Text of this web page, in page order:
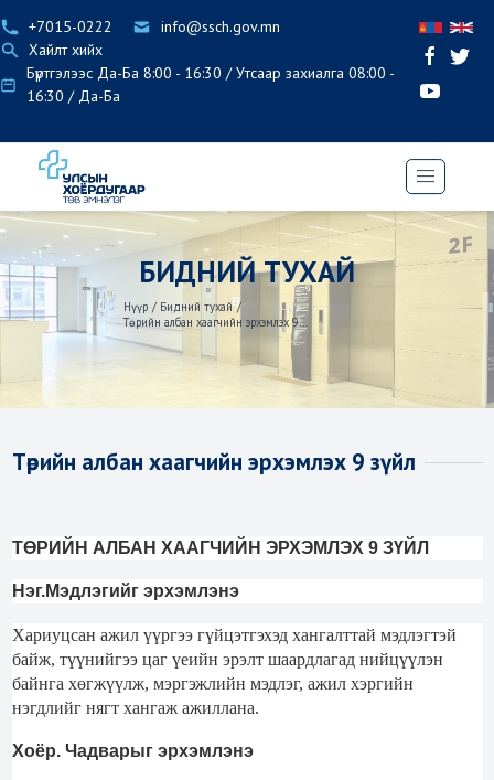
+7015-0222
info@ssch.gov.mn
Хайлт хийх
Бүртгэлээс Да-Ба 8:00 - 16:30 / Утсаар захиалга 08:00 -
16:30 / Да-Ба
БИДНИЙ ТУХАЙ
Нүүр / Бидний тухай /
Төрийн албан хаагчийн эрхэмлэх 9...
Төрийн албан хаагчийн эрхэмлэх 9 зүйл
ТӨРИЙН АЛБАН ХААГЧИЙН ЭРХЭМЛЭХ 9 ЗҮЙЛ
Нэг.Мэдлэгийг эрхэмлэнэ
Хариуцсан ажил үүргээ гүйцэтгэхэд хангалттай мэдлэгтэй
байж, түүнийгээ цаг үеийн эрэлт шаардлагад нийцүүлэн
байнга хөгжүүлж, мэргэжлийн мэдлэг, ажил хэргийн
нэгдлийг нягт хангаж ажиллана.
Хоёр. Чадварыг эрхэмлэнэ